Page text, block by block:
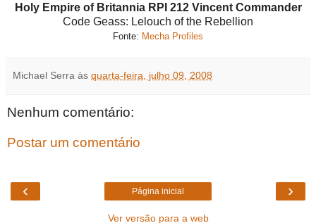
Holy Empire of Britannia RPI 212 Vincent Commander
Code Geass: Lelouch of the Rebellion
Fonte: Mecha Profiles
Michael Serra às quarta-feira, julho 09, 2008
Nenhum comentário:
Postar um comentário
‹ ›
Página inicial
Ver versão para a web